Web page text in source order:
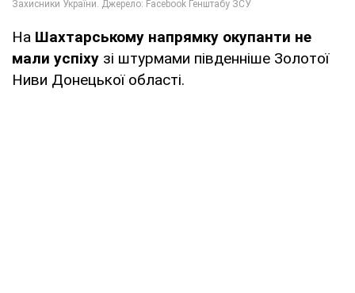
На Шахтарському напрямку окупанти не
мали успіху зі штурмами південніше Золотої
Ниви Донецької області.